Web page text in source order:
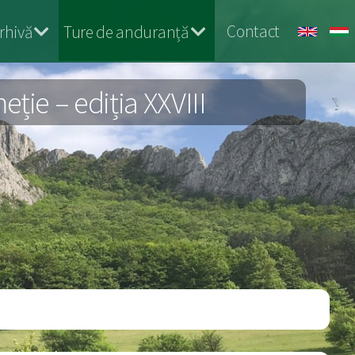
Ture de anduranță Contact
– ediția XXVIII